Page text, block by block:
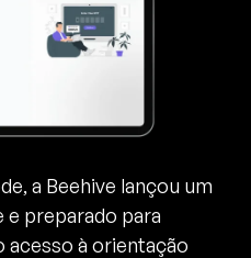
a Beehive lançou um
preparado para
à orientação